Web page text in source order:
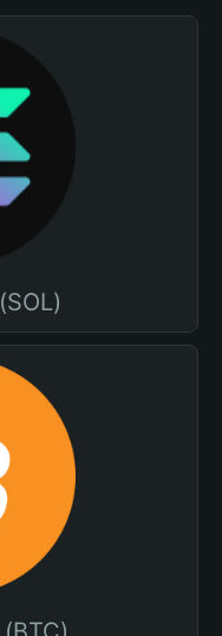
محفظة سولانا (SOL)